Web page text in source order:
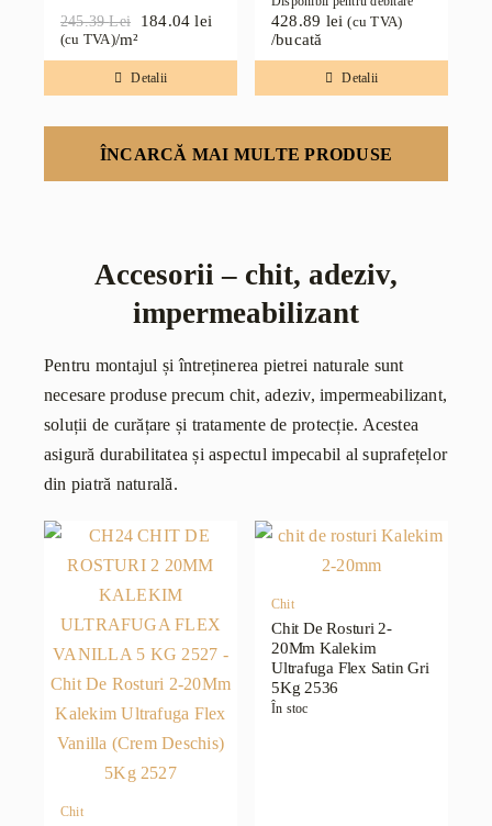
245.39Lei
Prețul
inițial
fost:
184.04lei
Prețul
curent
184.04 lei.
(cu TVA)/m²
Detalii
428.89 lei (cu TVA)
/bucată
Detalii
ÎNCARCĂ MAI MULTE PRODUSE
Accesorii – chit, adeziv,
impermeabilizant
Pentru montajul și întreținerea pietrei naturale sunt
necesare produse precum chit, adeziv, impermeabilizant,
soluții de curățare și tratamente de protecție. Acestea
asigură durabilitatea și aspectul impecabil al suprafețelor
din piatră naturală.
Chit
Chit
Chit De Rosturi 2-
20Mm Kalekim
Ultrafuga Flex Satin Gri
5Kg 2536
În stoc